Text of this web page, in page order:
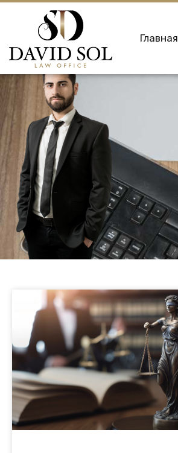
Главная